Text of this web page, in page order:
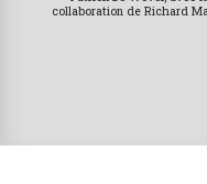
collaboration de Richard